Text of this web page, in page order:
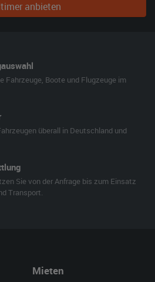
anbieten
Fahrzeuge, Boote und Flugzeuge im
überall in Deutschland und
Sie von der Anfrage bis zum Einsatz
Transport.
Mieten